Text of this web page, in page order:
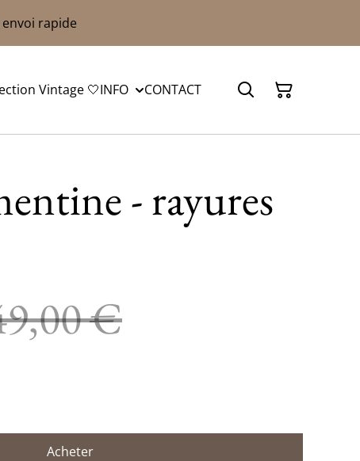
rapide
Vintage 🤍INFO CONTACT
- rayures
€
Acheter